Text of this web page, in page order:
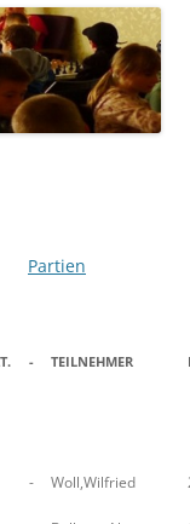
Partien
- TEILNEHMER
- Woll,Wilfried